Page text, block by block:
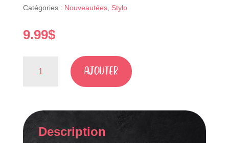
Catégories : Nouveautées, Stylo
9.99$
faire
partie
AJOUTER
Description